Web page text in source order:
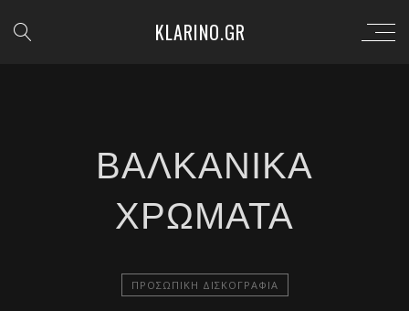
KLARINO.GR
ΒΑΛΚΑΝΙΚΆ
ΧΡΏΜΑΤΑ
ΠΡΟΣΩΠΙΚΉ ΔΙΣΚΟΓΡΑΦΊΑ